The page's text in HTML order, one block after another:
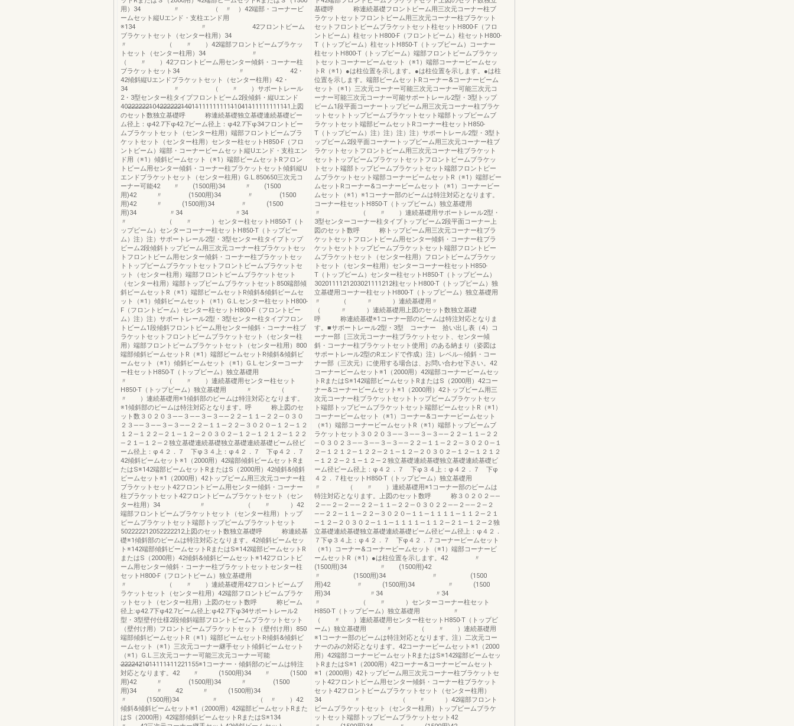
用）34 〃 （ 〃 ）42端部・コーナービ
ームセット縦Uエンド・支柱エンド用
※134 〃 42フロントビーム
ブラケットセット（センター柱用）34
〃 （ 〃 ）42端部フロントビームブラケッ
トセット（センター柱用）34 〃
（ 〃 ）42フロントビーム用センター傾斜・コーナー柱
ブラケットセット34 〃 42・
42傾斜縦Uエンドブラケットセット（センター柱用）42・
34 〃 （ 〃 ）サポートレール
2・3型センター柱タイプフロントビーム2段傾斜・縦Uエンド
402̶̶2̶̶2̶2̶2̶2̶1̶042̶̶2̶̶2̶2̶2̶2̶1̶40̶11̶1111111111̶104̶11̶1111111111̶1上図
のセット数独立基礎呼 称連続基礎独立基礎連続基礎ビー
ム径上：φ42.7下φ42.7ビーム径上：φ42.7下φ34フロントビー
ムブラケットセット（センター柱用）端部フロントビームブラ
ケットセット（センター柱用）センター柱セットH850-F（フロ
ントビーム）端部・コーナービームセット縦Uエンド・支柱エン
ド用（※1）傾斜ビームセット（※1）端部ビームセットRフロン
トビーム用センター傾斜・コーナー柱ブラケットセット傾斜縦U
エンドブラケットセット（センター柱用）G.L.850650三次元コ
ーナー可能42 〃 (1500用)34 〃 (1500
用)42 〃 (1500用)34 〃 (1500
用)42 〃 (1500用)34 〃 (1500
用)34 〃34 〃34
〃 （ 〃 ）センター柱セットH850-T（ト
ップビーム）センターコーナー柱セットH850-T（トップビー
ム）注）注）サポートレール2型・3型センター柱タイプトップ
ビーム2段傾斜トップビーム用三次元コーナー柱ブラケットセッ
トフロントビーム用センター傾斜・コーナー柱ブラケットセッ
トトップビームブラケットセットフロントビームブラケットセ
ット（センター柱用）端部フロントビームブラケットセット
（センター柱用）端部トップビームブラケットセット850端部傾
斜ビームセットR（※1）端部ビームセットR傾斜&傾斜ビームセ
ット（※1）傾斜ビームセット（※1）G.L.センター柱セットH800-
F（フロントビーム）センター柱セットH800-F（フロントビー
ム）注）注）サポートレール2型・3型センター柱タイプフロン
トビーム1段傾斜フロントビーム用センター傾斜・コーナー柱ブ
ラケットセットフロントビームブラケットセット（センター柱
用）端部フロントビームブラケットセット（センター柱用）800
端部傾斜ビームセットR（※1）端部ビームセットR傾斜&傾斜ビ
ームセット（※1）傾斜ビームセット（※1）G.L.センターコーナ
ー柱セットH850-T（トップビーム）独立基礎用
〃 （ 〃 ）連続基礎用センター柱セット
H850-T（トップビーム）独立基礎用 〃 （
〃 ）連続基礎用※1傾斜部のビームは特注対応となります。
※1傾斜部のビームは特注対応となります。呼 称上図のセ
ット数３０２０３――３――３―３――２２―１１―２２―０３０
２３――３――３―３――２２―１１―２２―３０２０―１２―１２
１２―１２２―２１―１２―２０３０２―１２―１２１２―１２２
―２１―１２―２独立基礎連続基礎独立基礎連続基礎ビーム径ビ
ーム径上：φ４２．７ 下φ３４上：φ４２．７ 下φ４２．７
42傾斜ビームセット※1（2000用）42端部傾斜ビームセットRま
たはS※142端部ビームセットRまたはS（2000用）42傾斜&傾斜
ビームセット※1（2000用）42トップビーム用三次元コーナー柱
ブラケットセット42フロントビーム用センター傾斜・コーナー
柱ブラケットセット42フロントビームブラケットセット（セン
ター柱用）34 〃 （ 〃 ）42
端部フロントビームブラケットセット（センター柱用）トップ
ビームブラケットセット端部トップビームブラケットセット
502222212052222212上図のセット数独立基礎呼 称連続基
礎※1傾斜部のビームは特注対応となります。42傾斜ビームセッ
ト※142端部傾斜ビームセットRまたはS※142端部ビームセットR
またはS（2000用）42傾斜&傾斜ビームセット※142フロントビ
ーム用センター傾斜・コーナー柱ブラケットセットセンター柱
セットH800-F（フロントビーム）独立基礎用
〃 （ 〃 ）連続基礎用42フロントビームブ
ラケットセット（センター柱用）42端部フロントビームブラケ
ットセット（センター柱用）上図のセット数呼 称ビーム
径上:φ42.7下φ42.7ビーム径上:φ42.7下φ34サポートレール2
型・3型壁付仕様2段傾斜端部フロントビームブラケットセット
（壁付け用）フロントビームブラケットセット（壁付け用）850
端部傾斜ビームセットR（※1）端部ビームセットR傾斜&傾斜ビ
ームセット（※1）三次元コーナー継手セット傾斜ビームセット
（※1）G.L.三次元コーナー可能三次元コーナー可能
2̶̶2̶̶2̶2̶̶4̶2̶10̶̶11̶1111̶11221155※1コーナー・傾斜部のビームは特注
対応となります。42 〃 (1500用)34 〃 (1500
用)42 〃 (1500用)34 〃 (1500
用)34 〃 42 〃 (1500用)34
〃 (1500用)34 〃 （ 〃 ）42
傾斜&傾斜ビームセット※1（2000用）42端部ビームセットRまた
はS（2000用）42端部傾斜ビームセットRまたはS※134
基礎呼 称連続基礎フロントビーム用三次元コーナー柱ブ
ラケットセットフロントビーム用三次元コーナー柱ブラケット
セットフロントビームブラケットセット柱セットH800-F（フロ
ントビーム）柱セットH800-F（フロントビーム）柱セットH800-
T（トップビーム）柱セットH850-T（トップビーム）コーナー
柱セットH800-T（トップビーム）端部フロントビームブラケッ
トセットコーナービームセット（※1）端部コーナービームセッ
トR（※1）●は柱位置を示します。●は柱位置を示します。●は柱
位置を示します。端部ビームセットRコーナー&コーナービーム
セット（※1）三次元コーナー可能三次元コーナー可能三次元コ
ーナー可能三次元コーナー可能サポートレール2型・3型トップ
ビーム1段平面コーナートップビーム用三次元コーナー柱ブラケ
ットセットトップビームブラケットセット端部トップビームブ
ラケットセット端部ビームセットRコーナー柱セットH850-
T（トップビーム）注）注）注）注）サポートレール2型・3型ト
ップビーム2段平面コーナートップビーム用三次元コーナー柱ブ
ラケットセットフロントビーム用三次元コーナー柱ブラケット
セットトップビームブラケットセットフロントビームブラケッ
トセット端部トップビームブラケットセット端部フロントビー
ムブラケットセット端部コーナービームセットR（※1）端部ビー
ムセットRコーナー&コーナービームセット（※1）コーナービー
ムセット（※1）※1コーナー部のビームは特注対応となります。
コーナー柱セットH850-T（トップビーム）独立基礎用
〃 （ 〃 ）連続基礎用サポートレール2型・
3型センターコーナー柱タイプトップビーム2段平面コーナー上
図のセット数呼 称トップビーム用三次元コーナー柱ブラ
ケットセットフロントビーム用センター傾斜・コーナー柱ブラ
ケットセットトップビームブラケットセット端部フロントビー
ムブラケットセット（センター柱用）フロントビームブラケッ
トセット（センター柱用）センターコーナー柱セットH850-
T（トップビーム）センター柱セットH850-T（トップビーム）
3020111121203021111212柱セットH800-T（トップビーム）独
立基礎用コーナー柱セットH800-T（トップビーム）独立基礎用
〃 （ 〃 ）連続基礎用〃
（ 〃 ）連続基礎用上図のセット数独立基礎
呼 称連続基礎※1コーナー部のビームは特注対応となりま
す。■サポートレール2型・3型 コーナー 拾い出し表（4）コ
ーナー部［三次元コーナー柱ブラケットセット、センター傾
斜・コーナー柱ブラケットセット使用］のある納まり（姿図は
サポートレール2型のRエンドで作成）注）レベル∼傾斜・コー
ナー部（三次元）に使用する場合は、お問い合わせ下さい。42
コーナービームセット※1（2000用）42端部コーナービームセッ
トRまたはS※142端部ビームセットRまたはS（2000用）42コー
ナー&コーナービームセット※1（2000用）42トップビーム用三
次元コーナー柱ブラケットセットトップビームブラケットセッ
ト端部トップビームブラケットセット端部ビームセットR（※1）
コーナービームセット（※1）コーナー&コーナービームセット
（※1）端部コーナービームセットR（※1）端部トップビームブ
ラケットセット３０２０３――３――３―３――２２―１１―２２
―０３０２３――３――３―３――２２―１１―２２―３０２０―１
２―１２１２―１２２―２１―１２―２０３０２―１２―１２１２
―１２２―２１―１２―２独立基礎連続基礎独立基礎連続基礎ビ
ーム径ビーム径上：φ４２．７ 下φ３４上：φ４２．７ 下φ
４２．７柱セットH850-T（トップビーム）独立基礎用
〃 （ 〃 ）連続基礎用※1コーナー部のビームは
特注対応となります。上図のセット数呼 称３０２０２――
２――２―２――２２―１１―２２―０３０２２――２――２―２
――２２―１１―２２―３０２０―１１―１１１１―１１２―２１
―１２―２０３０２―１１―１１１１―１１２―２１―１２―２独
立基礎連続基礎独立基礎連続基礎ビーム径ビーム径上：φ４２．
７下φ３４上：φ４２．７ 下φ４２．７コーナービームセット
（※1）コーナー&コーナービームセット（※1）端部コーナービ
ームセットR（※1）●は柱位置を示します。42 〃
(1500用)34 〃 (1500用)42
〃 (1500用)34 〃 (1500
用)42 〃 (1500用)34 〃 (1500
用)34 〃34 〃34
〃 （ 〃 ）センターコーナー柱セット
H850-T（トップビーム）独立基礎用 〃
（ 〃 ）連続基礎用センター柱セットH850-T（トップビ
ーム）独立基礎用 〃 （ 〃 ）連続基礎用
※1コーナー部のビームは特注対応となります。注）二次元コー
ナーのみの対応となります。42コーナービームセット※1（2000
用）42端部コーナービームセットRまたはS※142端部ビームセッ
トRまたはS※1（2000用）42コーナー&コーナービームセット
※1（2000用）42トップビーム用三次元コーナー柱ブラケットセ
ット42フロントビーム用センター傾斜・コーナー柱ブラケット
セット42フロントビームブラケットセット（センター柱用）
34 〃 （ 〃 ）42端部フロント
ビームブラケットセット（センター柱用）トップビームブラケ
ットセット端部トップビームブラケットセット42